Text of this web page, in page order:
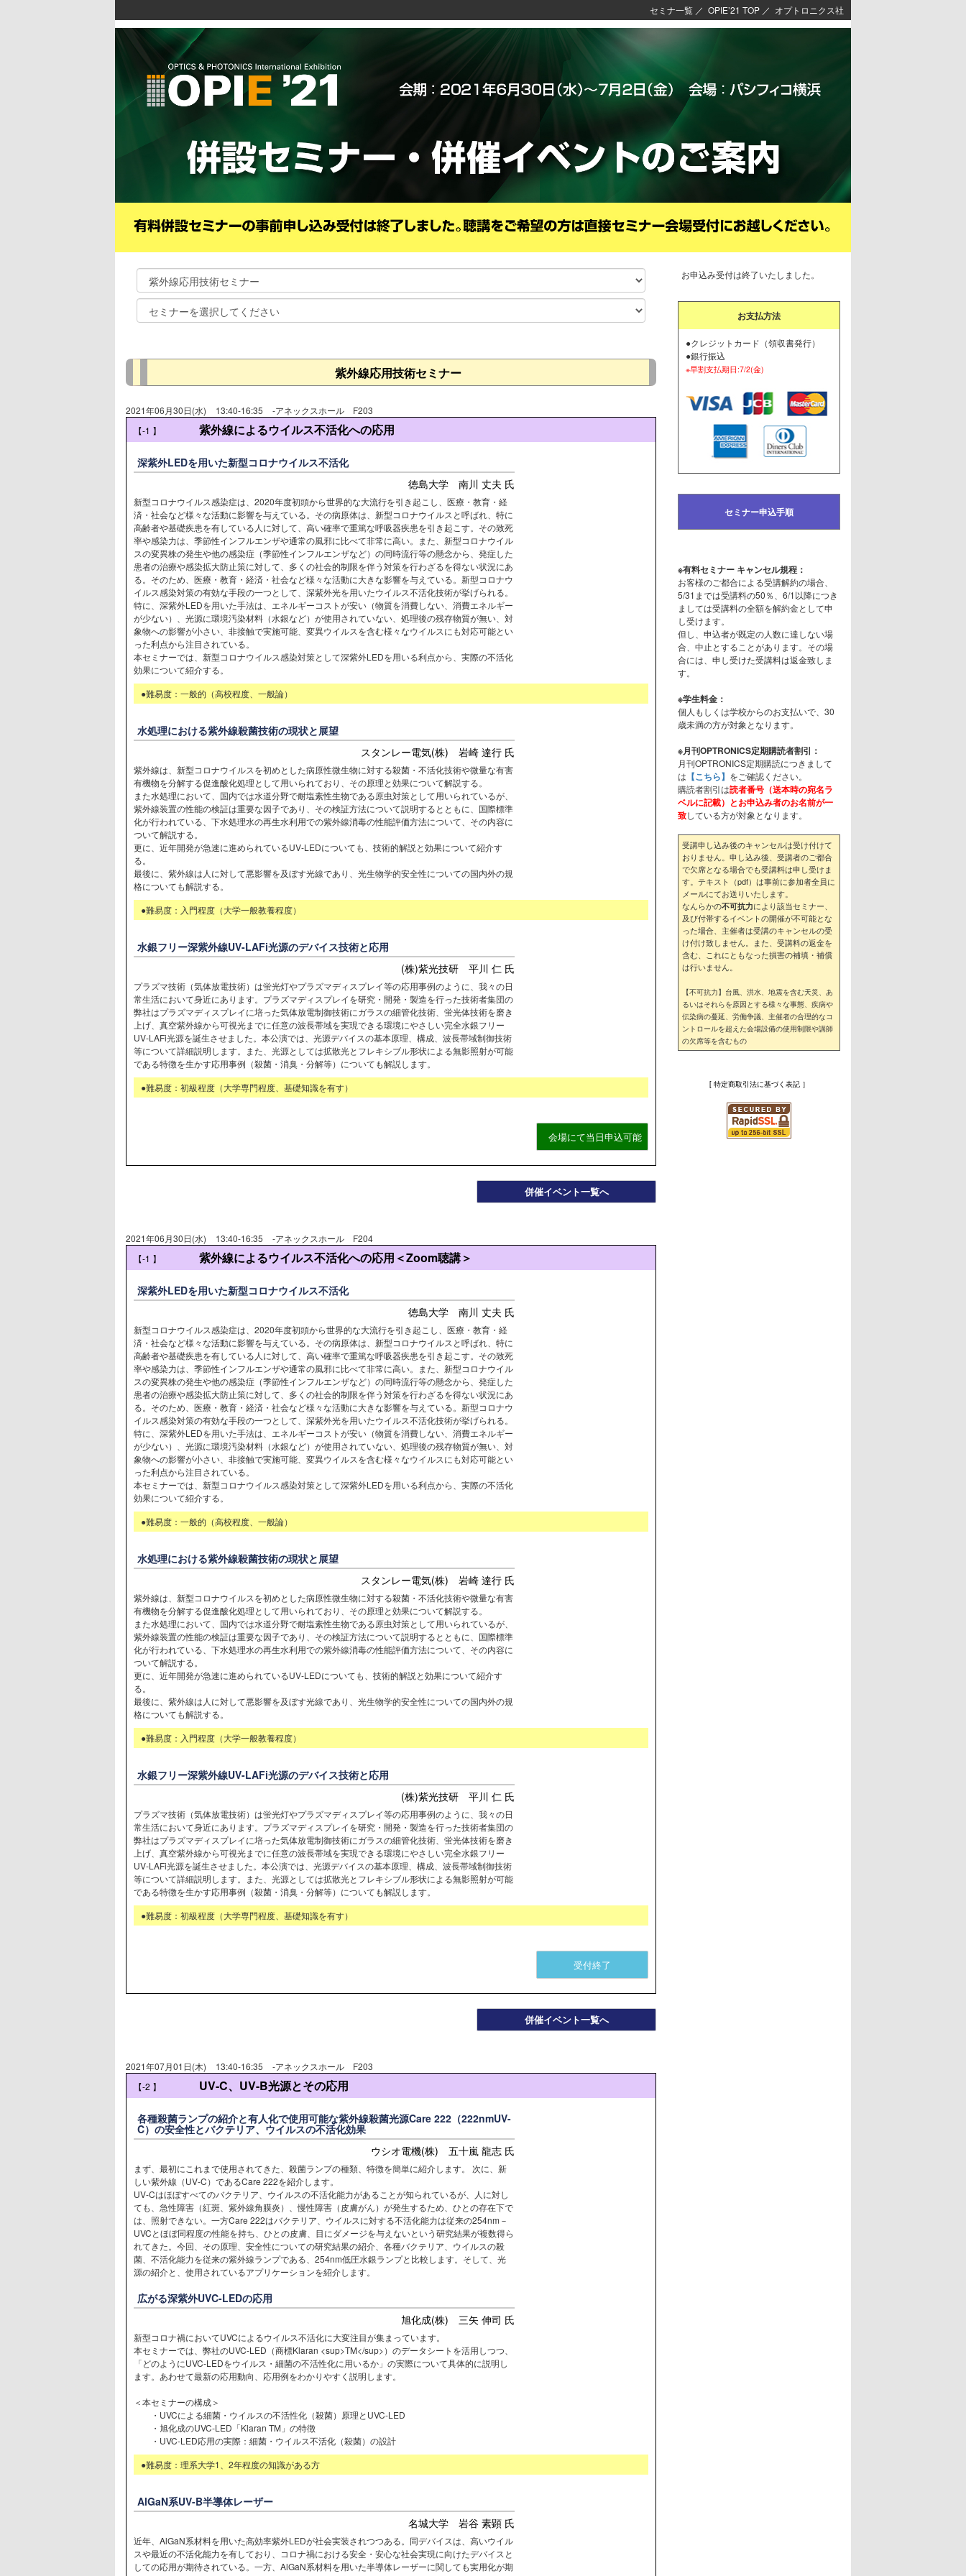
セミナ一覧 ／ OPIE’21 TOP ／ オプトロニクス社
紫外線応用技術セミナー
2021年06月30日(水) 13:40-16:35
-アネックスホール F203
【-1 】 紫外線によるウイルス不活化への応用
深紫外LEDを用いた新型コロナウイルス不活化
徳島大学 南川 丈夫 氏
新型コロナウイルス感染症は、2020年度初頭から世界的な大流行を引き起こし、医療・教育・経
済・社会など様々な活動に影響を与えている。その病原体は、新型コロナウイルスと呼ばれ、特に
高齢者や基礎疾患を有している人に対して、高い確率で重篤な呼吸器疾患を引き起こす。その致死
率や感染力は、季節性インフルエンザや通常の風邪に比べて非常に高い。また、新型コロナウイル
スの変異株の発生や他の感染症（季節性インフルエンザなど）の同時流行等の懸念から、発症した
患者の治療や感染拡大防止策に対して、多くの社会的制限を伴う対策を行わざるを得ない状況にあ
る。そのため、医療・教育・経済・社会など様々な活動に大きな影響を与えている。新型コロナウ
イルス感染対策の有効な手段の一つとして、深紫外光を用いたウイルス不活化技術が挙げられる。
特に、深紫外LEDを用いた手法は、エネルギーコストが安い（物質を消費しない、消費エネルギー
が少ない）、光源に環境汚染材料（水銀など）が使用されていない、処理後の残存物質が無い、対
象物への影響が小さい、非接触で実施可能、変異ウイルスを含む様々なウイルスにも対応可能とい
った利点から注目されている。
本セミナーでは、新型コロナウイルス感染対策として深紫外LEDを用いる利点から、実際の不活化
効果について紹介する。
●難易度：一般的（高校程度、一般論）
水処理における紫外線殺菌技術の現状と展望
スタンレー電気(株) 岩崎 達行 氏
紫外線は、新型コロナウイルスを初めとした病原性微生物に対する殺菌・不活化技術や微量な有害
有機物を分解する促進酸化処理として用いられており、その原理と効果について解説する。
また水処理において、国内では水道分野で耐塩素性生物である原虫対策として用いられているが、
紫外線装置の性能の検証は重要な因子であり、その検証方法について説明するとともに、国際標準
化が行われている、下水処理水の再生水利用での紫外線消毒の性能評価方法について、その内容に
ついて解説する。
更に、近年開発が急速に進められているUV-LEDについても、技術的解説と効果について紹介す
る。
最後に、紫外線は人に対して悪影響を及ぼす光線であり、光生物学的安全性についての国内外の規
格についても解説する。
●難易度：入門程度（大学一般教養程度）
水銀フリー深紫外線UV-LAFi光源のデバイス技術と応用
(株)紫光技研 平川 仁 氏
プラズマ技術（気体放電技術）は蛍光灯やプラズマディスプレイ等の応用事例のように、我々の日
常生活において身近にあります。プラズマディスプレイを研究・開発・製造を行った技術者集団の
弊社はプラズマディスプレイに培った気体放電制御技術にガラスの細管化技術、蛍光体技術を磨き
上げ、真空紫外線から可視光までに任意の波長帯域を実現できる環境にやさしい完全水銀フリー
UV-LAFi光源を誕生させました。本公演では、光源デバイスの基本原理、構成、波長帯域制御技術
等について詳細説明します。また、光源としては拡散光とフレキシブル形状による無影照射が可能
である特徴を生かす応用事例（殺菌・消臭・分解等）についても解説します。
●難易度：初級程度（大学専門程度、基礎知識を有す）
会場にて当日申込可能
併催イベント一覧へ
2021年06月30日(水) 13:40-16:35
-アネックスホール F204
【-1 】 紫外線によるウイルス不活化への応用＜Zoom聴講＞
深紫外LEDを用いた新型コロナウイルス不活化
徳島大学 南川 丈夫 氏
新型コロナウイルス感染症は、2020年度初頭から世界的な大流行を引き起こし、医療・教育・経
済・社会など様々な活動に影響を与えている。その病原体は、新型コロナウイルスと呼ばれ、特に
高齢者や基礎疾患を有している人に対して、高い確率で重篤な呼吸器疾患を引き起こす。その致死
率や感染力は、季節性インフルエンザや通常の風邪に比べて非常に高い。また、新型コロナウイル
スの変異株の発生や他の感染症（季節性インフルエンザなど）の同時流行等の懸念から、発症した
患者の治療や感染拡大防止策に対して、多くの社会的制限を伴う対策を行わざるを得ない状況にあ
る。そのため、医療・教育・経済・社会など様々な活動に大きな影響を与えている。新型コロナウ
イルス感染対策の有効な手段の一つとして、深紫外光を用いたウイルス不活化技術が挙げられる。
特に、深紫外LEDを用いた手法は、エネルギーコストが安い（物質を消費しない、消費エネルギー
が少ない）、光源に環境汚染材料（水銀など）が使用されていない、処理後の残存物質が無い、対
象物への影響が小さい、非接触で実施可能、変異ウイルスを含む様々なウイルスにも対応可能とい
った利点から注目されている。
本セミナーでは、新型コロナウイルス感染対策として深紫外LEDを用いる利点から、実際の不活化
効果について紹介する。
●難易度：一般的（高校程度、一般論）
水処理における紫外線殺菌技術の現状と展望
スタンレー電気(株) 岩崎 達行 氏
紫外線は、新型コロナウイルスを初めとした病原性微生物に対する殺菌・不活化技術や微量な有害
有機物を分解する促進酸化処理として用いられており、その原理と効果について解説する。
また水処理において、国内では水道分野で耐塩素性生物である原虫対策として用いられているが、
紫外線装置の性能の検証は重要な因子であり、その検証方法について説明するとともに、国際標準
化が行われている、下水処理水の再生水利用での紫外線消毒の性能評価方法について、その内容に
ついて解説する。
更に、近年開発が急速に進められているUV-LEDについても、技術的解説と効果について紹介す
る。
最後に、紫外線は人に対して悪影響を及ぼす光線であり、光生物学的安全性についての国内外の規
格についても解説する。
●難易度：入門程度（大学一般教養程度）
水銀フリー深紫外線UV-LAFi光源のデバイス技術と応用
(株)紫光技研 平川 仁 氏
プラズマ技術（気体放電技術）は蛍光灯やプラズマディスプレイ等の応用事例のように、我々の日
常生活において身近にあります。プラズマディスプレイを研究・開発・製造を行った技術者集団の
弊社はプラズマディスプレイに培った気体放電制御技術にガラスの細管化技術、蛍光体技術を磨き
上げ、真空紫外線から可視光までに任意の波長帯域を実現できる環境にやさしい完全水銀フリー
UV-LAFi光源を誕生させました。本公演では、光源デバイスの基本原理、構成、波長帯域制御技術
等について詳細説明します。また、光源としては拡散光とフレキシブル形状による無影照射が可能
である特徴を生かす応用事例（殺菌・消臭・分解等）についても解説します。
●難易度：初級程度（大学専門程度、基礎知識を有す）
受付終了
併催イベント一覧へ
2021年07月01日(木) 13:40-16:35
-アネックスホール F203
【-2 】 UV-C、UV-B光源とその応用
各種殺菌ランプの紹介と有人化で使用可能な紫外線殺菌光源Care 222（222nmUV-
C）の安全性とバクテリア、ウイルスの不活化効果
ウシオ電機(株) 五十嵐 龍志 氏
まず、最初にこれまで使用されてきた、殺菌ランプの種類、特徴を簡単に紹介します。 次に、新
しい紫外線（UV-C）であるCare 222を紹介します。
UV-Cはほぼすべてのバクテリア、ウイルスの不活化能力があることが知られているが、人に対し
ても、急性障害（紅斑、紫外線角膜炎）、慢性障害（皮膚がん）が発生するため、ひとの存在下で
は、照射できない。一方Care 222はバクテリア、ウイルスに対する不活化能力は従来の254nm－
UVCとほぼ同程度の性能を持ち、ひとの皮膚、目にダメージを与えないという研究結果が複数得ら
れてきた。今回、その原理、安全性についての研究結果の紹介、各種バクテリア、ウイルスの殺
菌、不活化能力を従来の紫外線ランプである、254nm低圧水銀ランプと比較します。そして、光
源の紹介と、使用されているアプリケーションを紹介します。
広がる深紫外UVC-LEDの応用
旭化成(株) 三矢 伸司 氏
新型コロナ禍においてUVCによるウイルス不活化に大変注目が集まっています。
本セミナーでは、弊社のUVC-LED（商標Klaran <sup>TM</sup>）のデータシートを活用しつつ、
「どのようにUVC-LEDをウイルス・細菌の不活性化に用いるか」の実際について具体的に説明し
ます。あわせて最新の応用動向、応用例をわかりやすく説明します。
＜本セミナーの構成＞
・UVCによる細菌・ウイルスの不活性化（殺菌）原理とUVC-LED
・旭化成のUVC-LED「Klaran TM」の特徴
・UVC-LED応用の実際：細菌・ウイルス不活化（殺菌）の設計
●難易度：理系大学1、2年程度の知識がある方
AlGaN系UV-B半導体レーザー
名城大学 岩谷 素顕 氏
近年、AlGaN系材料を用いた高効率紫外LEDが社会実装されつつある。同デバイスは、高いウイル
スや最近の不活化能力を有しており、コロナ禍における安全・安心な社会実現に向けたデバイスと
しての応用が期待されている。一方、AlGaN系材料を用いた半導体レーザーに関しても実用化が期
お申込み受付は終了いたしました。
お支払方法
●クレジットカード（領収書発行）
●銀行振込
※早割支払期日:7/2(金)
セミナー申込手順
※有料セミナー キャンセル規程：
お客様のご都合による受講解約の場合、
5/31までは受講料の50％、6/1以降につき
ましては受講料の全額を解約金として申
し受けます。
但し、申込者が既定の人数に達しない場
合、中止とすることがあります。その場
合には、申し受けた受講料は返金致しま
す。
※学生料金：
個人もしくは学校からのお支払いで、30
歳未満の方が対象となります。
※月刊OPTRONICS定期購読者割引：
月刊OPTRONICS定期購読につきまして
は 【こちら】 をご確認ください。
購読者割引は読者番号（送本時の宛名ラ
ベルに記載）とお申込み者のお名前が一
致している方が対象となります。
受講申し込み後のキャンセルは受け付けて
おりません。申し込み後、受講者のご都合
で欠席となる場合でも受講料は申し受けま
す。テキスト（pdf）は事前に参加者全員に
メールにてお送りいたします。
なんらかの不可抗力により該当セミナー、
及び付帯するイベントの開催が不可能とな
った場合、主催者は受講のキャンセルの受
け付け致しません。また、受講料の返金を
含む、これにともなった損害の補填・補償
は行いません。
【不可抗力】台風、洪水、地震を含む天災、あ
るいはそれらを原因とする様々な事態、疾病や
伝染病の蔓延、労働争議、主催者の合理的なコ
ントロールを超えた会場設備の使用制限や講師
の欠席等を含むもの
[ 特定商取引法に基づく表記 ］